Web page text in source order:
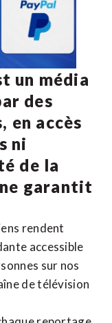
un média
des
en accès
ni
de la
garantit
rendent
accessible
sur nos
de télévision